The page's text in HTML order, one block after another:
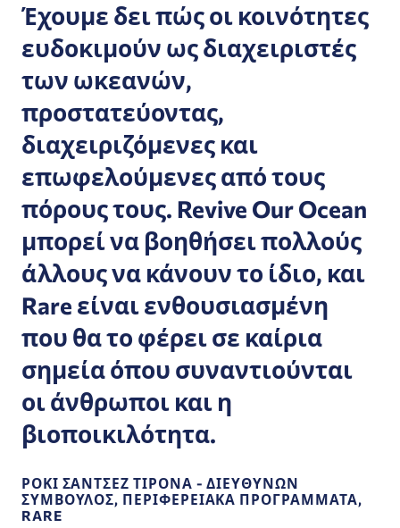
Έχουμε δει πώς οι κοινότητες
ευδοκιμούν ως διαχειριστές
των ωκεανών,
προστατεύοντας,
διαχειριζόμενες και
επωφελούμενες από τους
πόρους τους. Revive Our Ocean
μπορεί να βοηθήσει πολλούς
άλλους να κάνουν το ίδιο, και
Rare είναι ενθουσιασμένη
που θα το φέρει σε καίρια
σημεία όπου συναντιούνται
οι άνθρωποι και η
βιοποικιλότητα.
ΡΌΚΙ ΣΆΝΤΣΕΖ ΤΙΡΌΝΑ - ΔΙΕΥΘΎΝΩΝ
ΣΎΜΒΟΥΛΟΣ, ΠΕΡΙΦΕΡΕΙΑΚΆ ΠΡΟΓΡΆΜΜΑΤΑ,
RARE